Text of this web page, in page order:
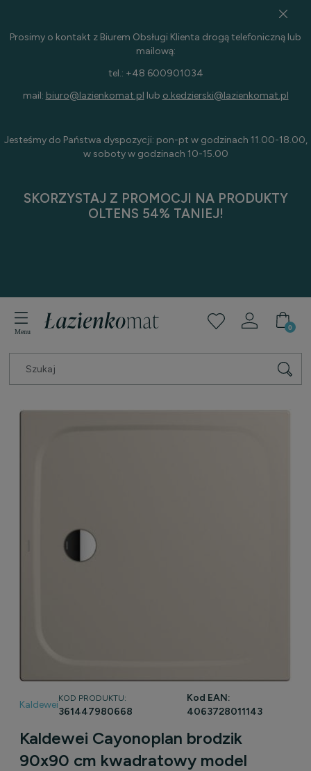
Prosimy o kontakt z Biurem Obsługi Klienta drogą telefoniczną lub
mailową:
tel.: +48 600901034
mail: biuro@lazienkomat.pl lub o.kedzierski@lazienkomat.pl
Jesteśmy do Państwa dyspozycji: pon-pt w godzinach 11.00-18.00,
w soboty w godzinach 10-15.00
SKORZYSTAJ Z PROMOCJI NA PRODUKTY
OLTENS 54% TANIEJ!
Kaldewei
KOD PRODUKTU:
361447980668
Kod EAN:
4063728011143
Kaldewei Cayonoplan brodzik
90x90 cm kwadratowy model